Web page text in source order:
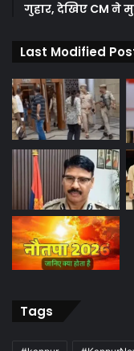
गुहार, देखिए CM ने
Last Modified
Tags